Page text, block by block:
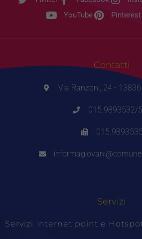
YouTube
Pinterest
Contatti
Via Ranzoni, 24 - 13836
015.9893532/
015.9893535
Servizi
Servizi Internet point e